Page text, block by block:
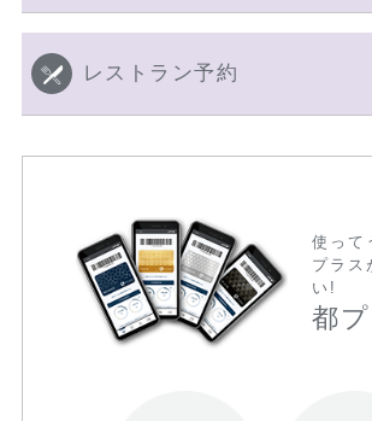
レストラン予約
使って
プラス
い!
都